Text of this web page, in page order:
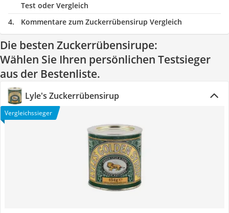
Test oder Vergleich
Kommentare zum Zuckerrübensirup Vergleich
Die besten Zuckerrübensirupe:
Wählen Sie Ihren persönlichen Testsieger
aus der Bestenliste.
Lyle's Zuckerrübensirup
Vergleichssieger